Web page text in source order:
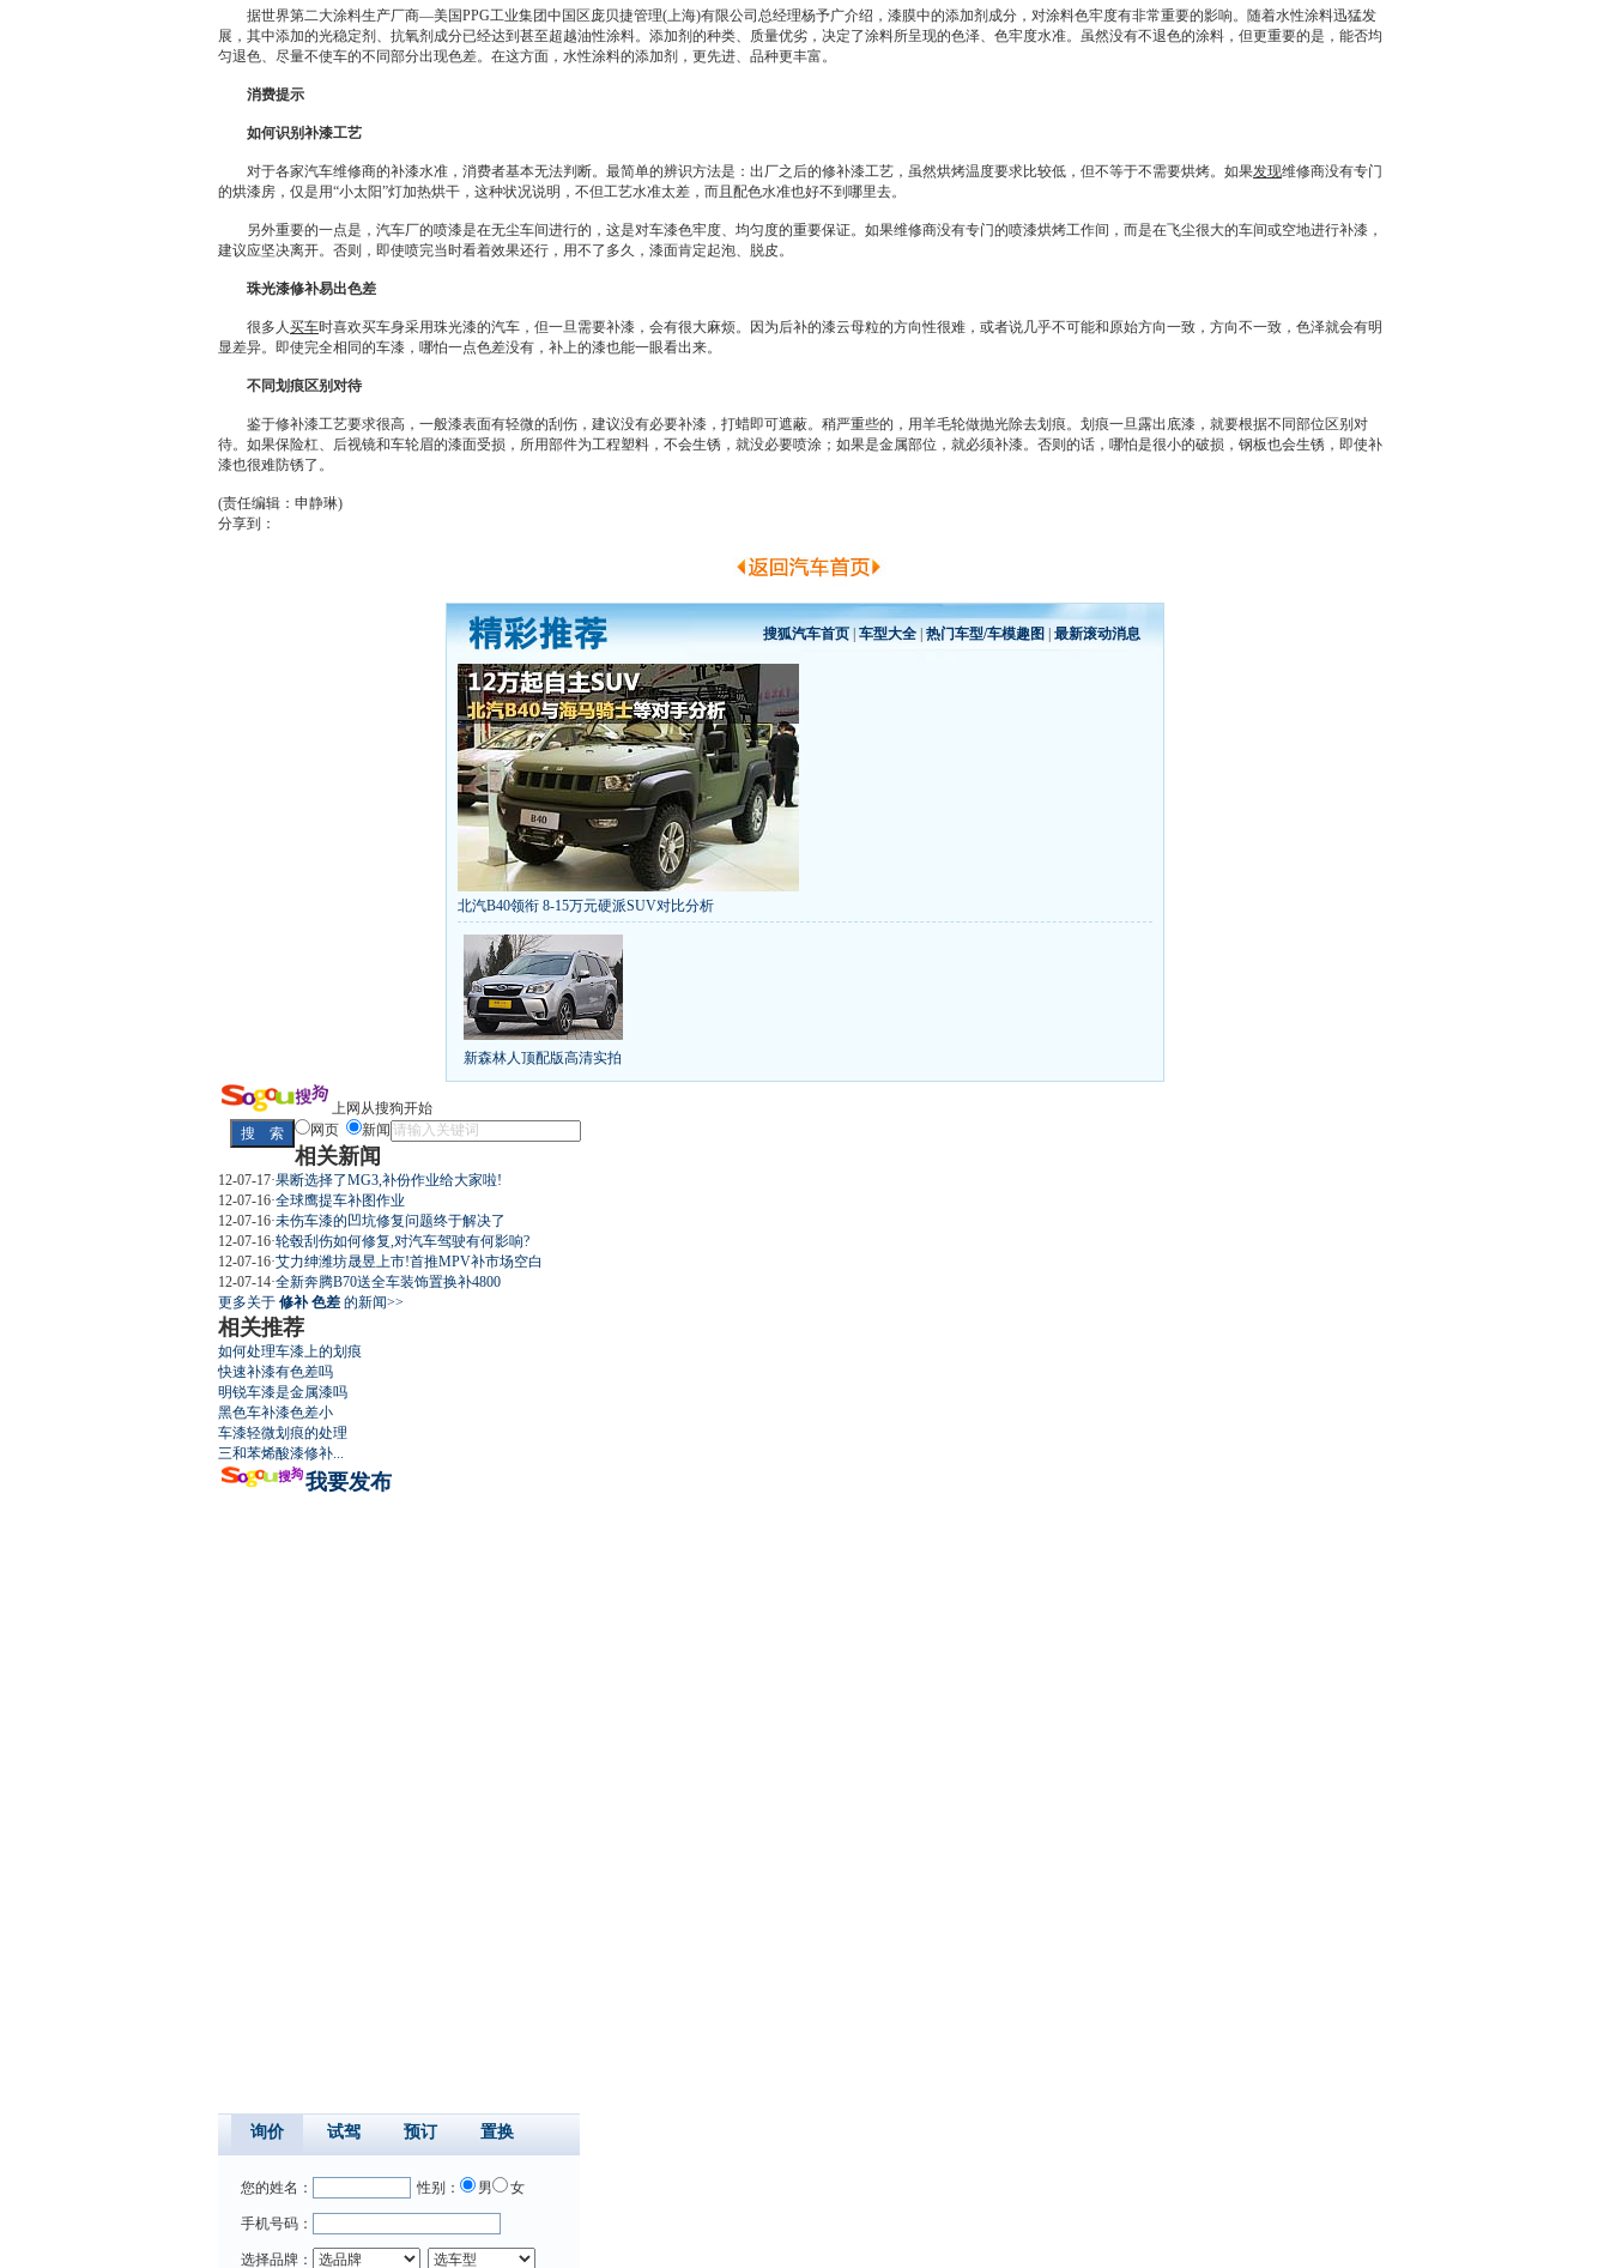
据世界第二大涂料生产厂商—美国PPG工业集团中国区庞贝捷管理(上海)有限公司总经理杨予广介绍，漆膜中的添加剂成分，对涂料色牢度有非常重要的影响。随着水性涂料迅猛发
展，其中添加的光稳定剂、抗氧剂成分已经达到甚至超越油性涂料。添加剂的种类、质量优劣，决定了涂料所呈现的色泽、色牢度水准。虽然没有不退色的涂料，但更重要的是，能否均
匀退色、尽量不使车的不同部分出现色差。在这方面，水性涂料的添加剂，更先进、品种更丰富。
消费提示
如何识别补漆工艺
对于各家汽车维修商的补漆水准，消费者基本无法判断。最简单的辨识方法是：出厂之后的修补漆工艺，虽然烘烤温度要求比较低，但不等于不需要烘烤。如果发现维修商没有专门
的烘漆房，仅是用“小太阳”灯加热烘干，这种状况说明，不但工艺水准太差，而且配色水准也好不到哪里去。
另外重要的一点是，汽车厂的喷漆是在无尘车间进行的，这是对车漆色牢度、均匀度的重要保证。如果维修商没有专门的喷漆烘烤工作间，而是在飞尘很大的车间或空地进行补漆，
建议应坚决离开。否则，即使喷完当时看着效果还行，用不了多久，漆面肯定起泡、脱皮。
珠光漆修补易出色差
很多人买车时喜欢买车身采用珠光漆的汽车，但一旦需要补漆，会有很大麻烦。因为后补的漆云母粒的方向性很难，或者说几乎不可能和原始方向一致，方向不一致，色泽就会有明
显差异。即使完全相同的车漆，哪怕一点色差没有，补上的漆也能一眼看出来。
不同划痕区别对待
鉴于修补漆工艺要求很高，一般漆表面有轻微的刮伤，建议没有必要补漆，打蜡即可遮蔽。稍严重些的，用羊毛轮做抛光除去划痕。划痕一旦露出底漆，就要根据不同部位区别对
待。如果保险杠、后视镜和车轮眉的漆面受损，所用部件为工程塑料，不会生锈，就没必要喷涂；如果是金属部位，就必须补漆。否则的话，哪怕是很小的破损，钢板也会生锈，即使补
漆也很难防锈了。
(责任编辑：申静琳)
分享到：
搜狐汽车首页| 车型大全| 热门车型/车模趣图 最新滚动消息
北汽B40领衔 8-15万元硬派SUV对比分析
丰田推八款低价新车 全新RAV4海外售14万
第九代雅阁/本田新小SUV
凯越已跌至8折甩卖 6款合资自主车是真的低价吗？
给中国人争气的热销SUV 全新马自达6：海外卖13万
10万元新车叫板合资 15万买车谁好
长城2013年新SUV规划曝光
全新胜达23日上市 秒杀日系的SUV
大众6万低价车
新森林人顶配版高清实拍
上网从搜狗开始
网页
新闻
相关新闻
12-07-17·果断选择了MG3,补份作业给大家啦!
12-07-16·全球鹰提车补图作业
12-07-16·未伤车漆的凹坑修复问题终于解决了
12-07-16·轮毂刮伤如何修复,对汽车驾驶有何影响?
12-07-16·艾力绅潍坊晟昱上市!首推MPV补市场空白
12-07-14·全新奔腾B70送全车装饰置换补4800
更多关于 修补 色差 的新闻>>
相关推荐
如何处理车漆上的划痕
快速补漆有色差吗
明锐车漆是金属漆吗
黑色车补漆色差小
车漆轻微划痕的处理
三和苯烯酸漆修补...
我要发布
询价 试驾 预订 置换
您的姓名： 性别： 男 女
手机号码：
选择品牌：